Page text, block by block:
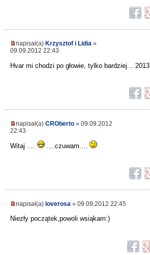
napisał(a) Krzysztof i Lidia »
09.09.2012 22:43
Hvar mi chodzi po głowie, tylko bardziej... 2013
napisał(a) CROberto » 09.09.2012
22:43
Witaj .... ....czuwam....
napisał(a) loverosa » 09.09.2012 22:45
Niezły początek,powoli wsiąkam:)